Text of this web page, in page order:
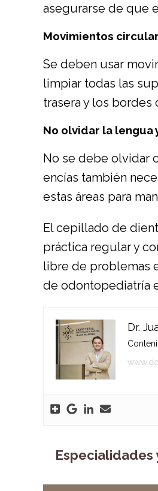
asegurarse de que
Movimientos
Se deben usar
limpiar todas las
trasera y los bordes
No olvidar la lengua
No se debe olvidar
encías también
estas áreas para
El cepillado de
práctica regular y
libre de problemas
de odontopediatría
Dr.